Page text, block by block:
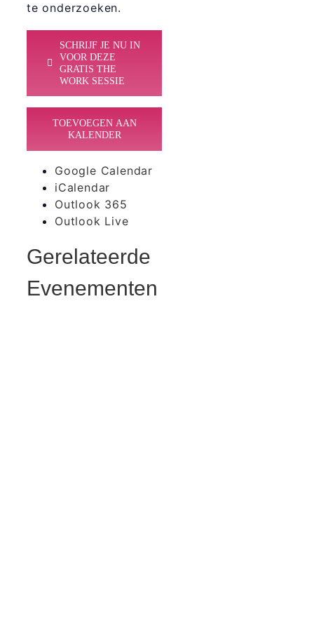
te onderzoeken.
SCHRIJF JE NU IN
VOOR DEZE
GRATIS THE
WORK SESSIE
TOEVOEGEN AAN
KALENDER
Google Calendar
iCalendar
Outlook 365
Outlook Live
Gerelateerde
Evenementen